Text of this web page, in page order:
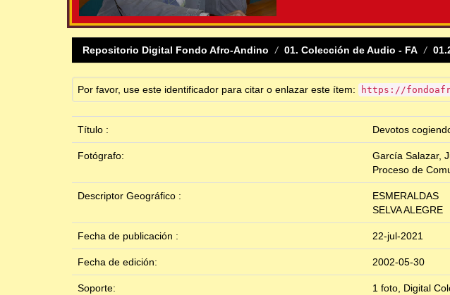
Repositorio Digital Fondo Afro-Andino 01. Colección de Audio - FA
Por favor, use este identificador para citar o enlazar este ítem: https://
Título : Devotos
Fotógrafo:
García Salazar,
Proceso de
Descriptor Geográfico :
ESMERALDAS
SELVA ALEGRE
Fecha de publicación : 22-jul-2021
Fecha de edición: 2002-05-30
Soporte:
1 foto, Digital